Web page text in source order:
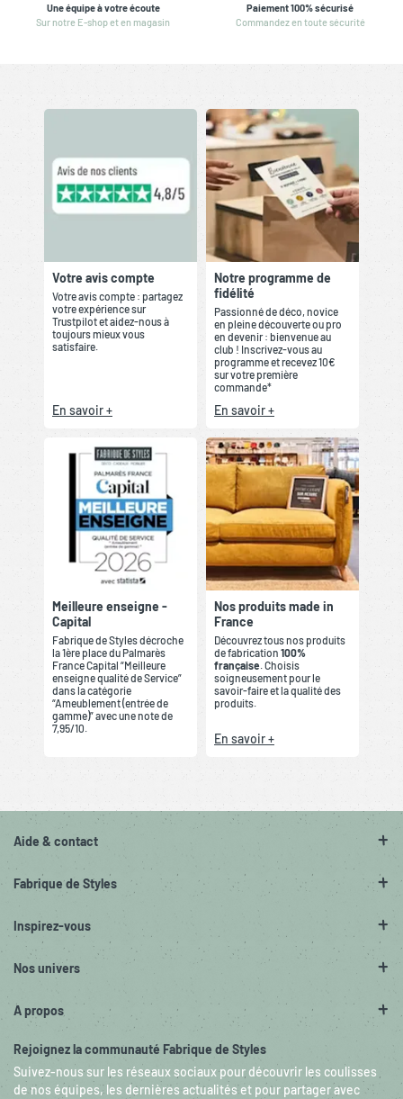
Une équipe à votre écoute
Sur notre E-shop et en magasin
Paiement 100% sécurisé
Commandez en toute sécurité
Votre avis compte
Votre avis compte : partagez
votre expérience sur
Trustpilot et aidez-nous à
toujours mieux vous
satisfaire.
En savoir +
Notre programme de
fidélité
Passionné de déco, novice
en pleine découverte ou pro
en devenir : bienvenue au
club ! Inscrivez-vous au
programme et recevez 10€
sur votre première
commande*
En savoir +
Meilleure enseigne -
Capital
Fabrique de Styles décroche
la 1ère place du Palmarès
France Capital “Meilleure
enseigne qualité de Service”
dans la catégorie
“Ameublement (entrée de
gamme)” avec une note de
7,95/10.
Nos produits made in
France
Découvrez tous nos produits
de fabrication 100%
française . Choisis
soigneusement pour le
savoir-faire et la qualité des
produits.
En savoir +
Aide & contact
Fabrique de Styles
Inspirez-vous
Nos univers
A propos
Rejoignez la communauté Fabrique de Styles
Suivez-nous sur les réseaux sociaux pour découvrir les coulisses
de nos équipes, les dernières actualités et pour partager avec